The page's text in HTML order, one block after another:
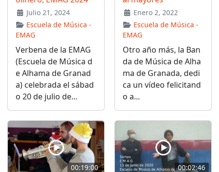
Julio 21, 2024
Escuela de Música -
EMAG
Verbena de la EMAG
(Escuela de Música d
e Alhama de Granad
a) celebrada el sábad
o 20 de julio de...
Enero 2, 2022
Escuela de Música -
EMAG
Otro año más, la Ban
da de Música de Alha
ma de Granada, dedi
ca un vídeo felicitand
o a...
00:19:00 00:02:46